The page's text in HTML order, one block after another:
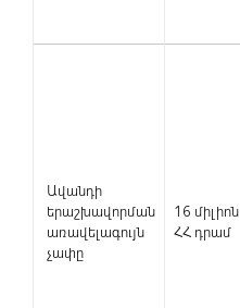
Ավանդի
երաշխավորման
առավելագույն
չափը
16 միլիոն
ՀՀ դրամ